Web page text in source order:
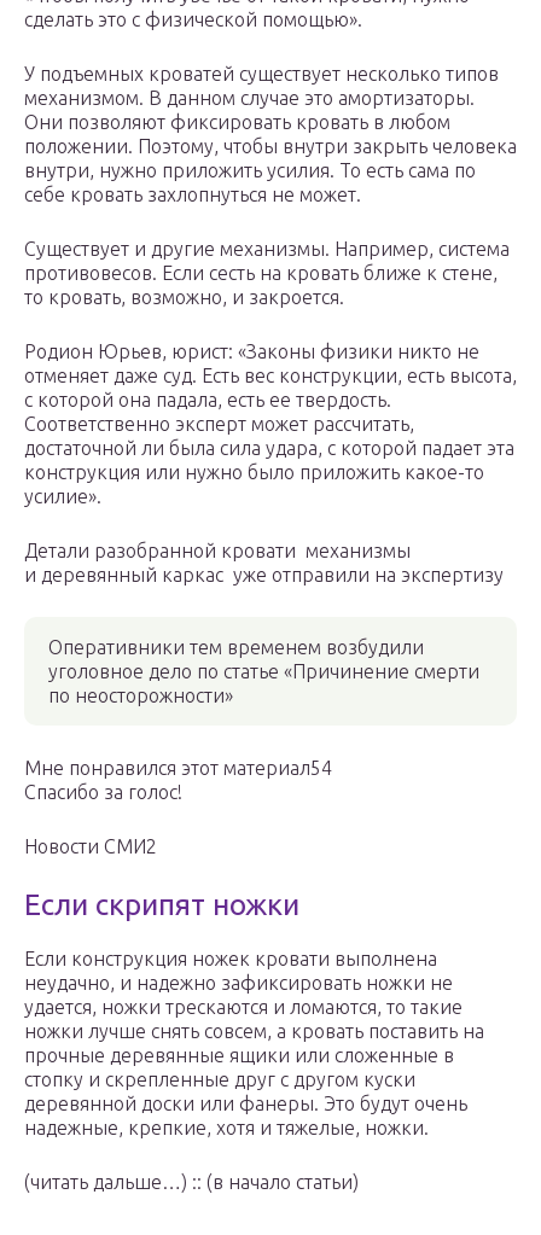
сделать это с физической помощью».
У подъемных кроватей существует несколько типов
механизмом. В данном случае это амортизаторы.
Они позволяют фиксировать кровать в любом
положении. Поэтому, чтобы внутри закрыть человека
внутри, нужно приложить усилия. То есть сама по
себе кровать захлопнуться не может.
Существует и другие механизмы. Например, система
противовесов. Если сесть на кровать ближе к стене,
то кровать, возможно, и закроется.
Родион Юрьев, юрист: «Законы физики никто не
отменяет даже суд. Есть вес конструкции, есть высота,
с которой она падала, есть ее твердость.
Соответственно эксперт может рассчитать,
достаточной ли была сила удара, с которой падает эта
конструкция или нужно было приложить какое-то
усилие».
Детали разобранной кровати механизмы
и деревянный каркас уже отправили на экспертизу
Оперативники тем временем возбудили
уголовное дело по статье «Причинение смерти
по неосторожности»
Мне понравился этот материал54
Спасибо за голос!
Новости СМИ2
Если скрипят ножки
Если конструкция ножек кровати выполнена
неудачно, и надежно зафиксировать ножки не
удается, ножки трескаются и ломаются, то такие
ножки лучше снять совсем, а кровать поставить на
прочные деревянные ящики или сложенные в
стопку и скрепленные друг с другом куски
деревянной доски или фанеры. Это будут очень
надежные, крепкие, хотя и тяжелые, ножки.
(читать дальше…) :: (в начало статьи)